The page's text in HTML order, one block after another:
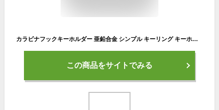
カラビナフックキーホルダー 亜鉛合金 シンプル キーリング キーホルダー メンズ 男性 おしゃれ かっこいい 大人 アクセサリー さびにくい ギフト 自宅 オフィス 会社 家 車 鍵 カギ かぎ 自転車 オフィス キー オシャレ JOBON
この商品をサイトでみる